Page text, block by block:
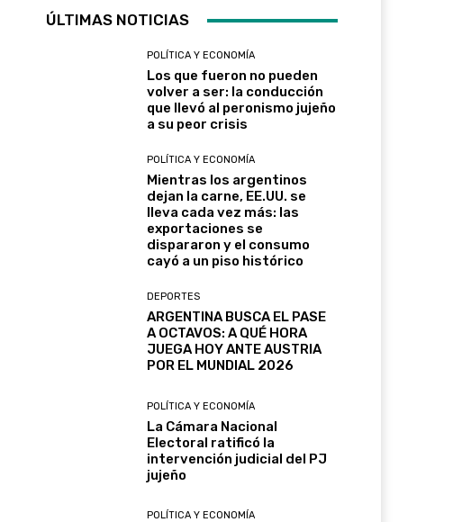
ÚLTIMAS NOTICIAS
POLÍTICA Y ECONOMÍA
Los que fueron no pueden
volver a ser: la conducción
que llevó al peronismo jujeño
a su peor crisis
POLÍTICA Y ECONOMÍA
Mientras los argentinos
dejan la carne, EE.UU. se
lleva cada vez más: las
exportaciones se
dispararon y el consumo
cayó a un piso histórico
DEPORTES
ARGENTINA BUSCA EL PASE
A OCTAVOS: A QUÉ HORA
JUEGA HOY ANTE AUSTRIA
POR EL MUNDIAL 2026
POLÍTICA Y ECONOMÍA
La Cámara Nacional
Electoral ratificó la
intervención judicial del PJ
jujeño
POLÍTICA Y ECONOMÍA